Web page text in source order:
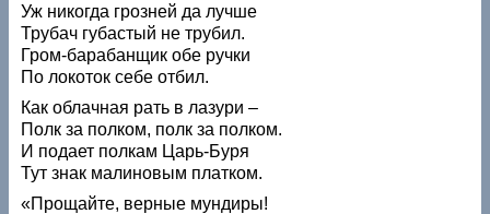
Уж никогда грозней да лучше
Трубач губастый не трубил.
Гром-барабанщик обе ручки
По локоток себе отбил.
Как облачная рать в лазури –
Полк за полком, полк за полком.
И подает полкам Царь-Буря
Тут знак малиновым платком.
«Прощайте, верные мундиры!